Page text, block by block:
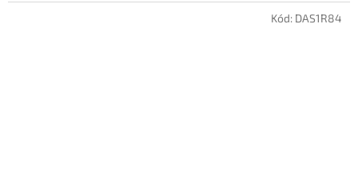
Kód: DAS1R84